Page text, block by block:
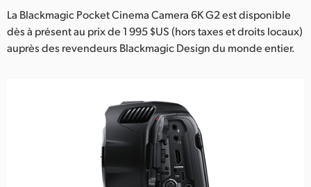
La Blackmagic Pocket Cinema Camera 6K G2 est disponible
dès à présent au prix de 1 995 $US (hors taxes et droits locaux)
auprès des revendeurs Blackmagic Design du monde entier.